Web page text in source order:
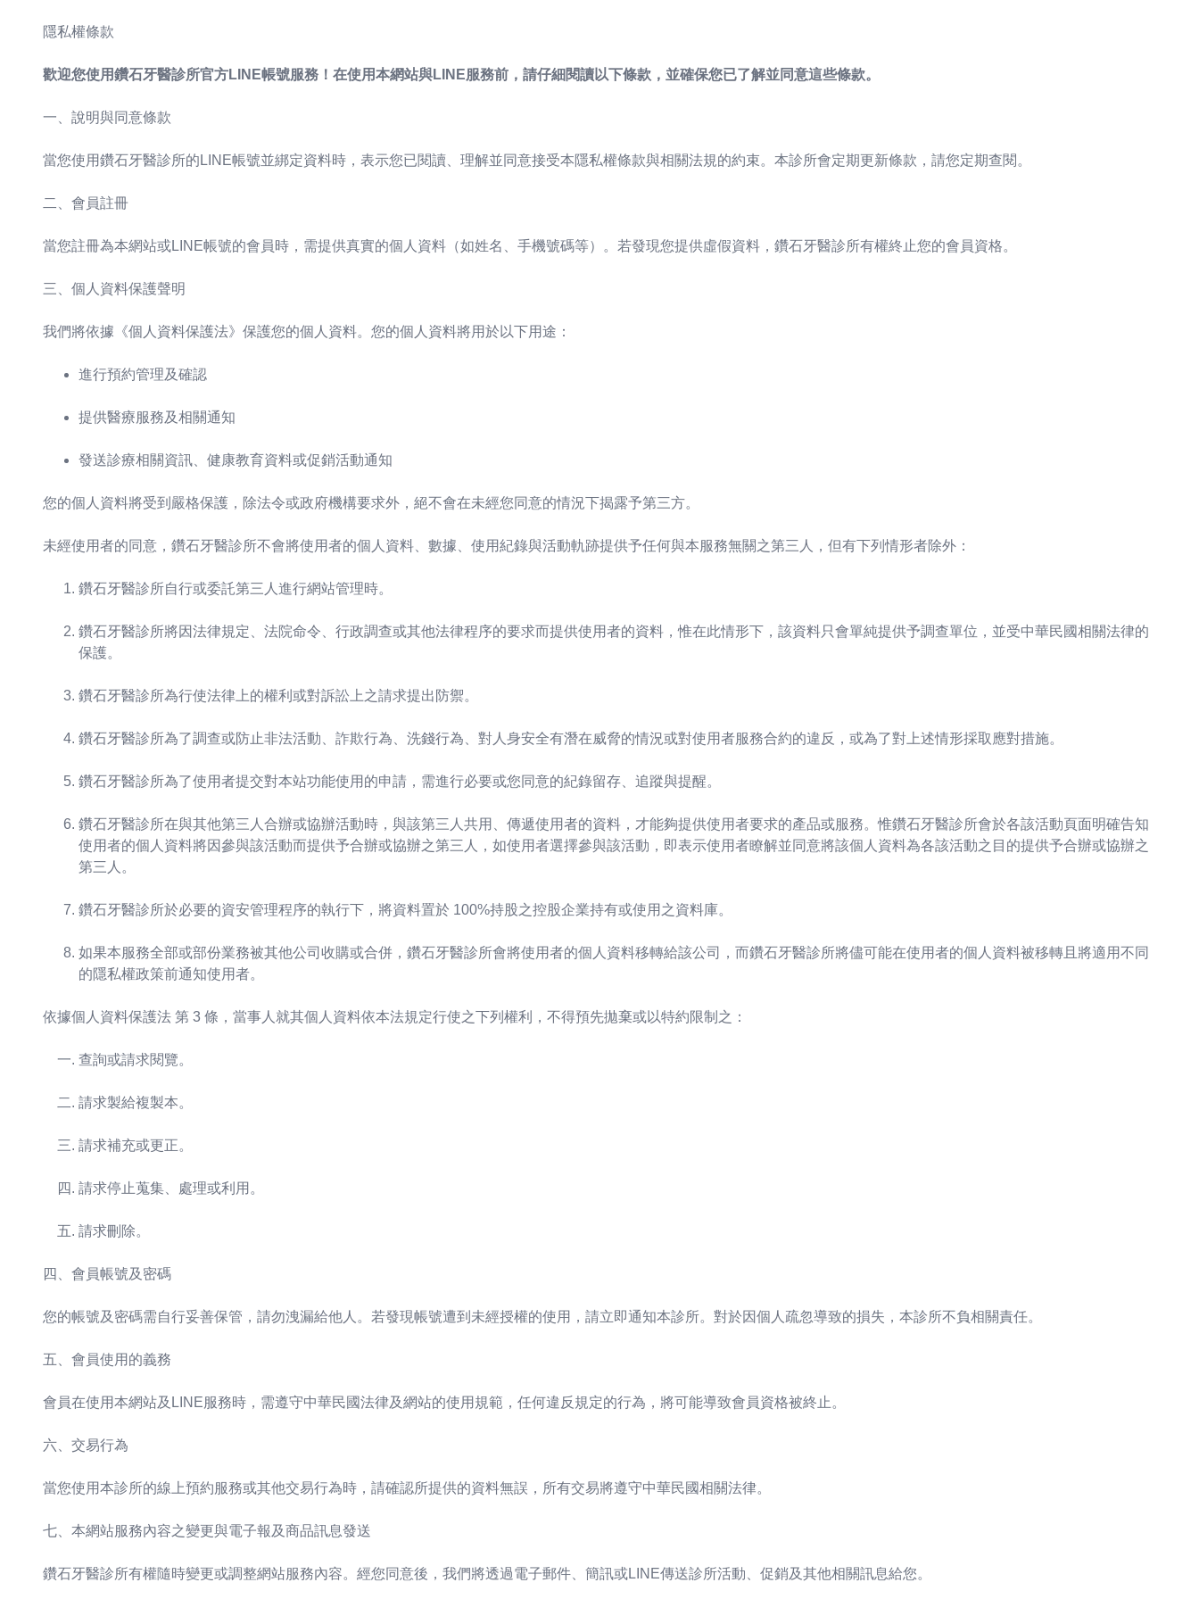
隱私權條款
歡迎您使用鑽石牙醫診所官方LINE帳號服務！在使用本網站與LINE服務前，請仔細閱讀以下條款，並確保您已了解並同意這些條款。
一、說明與同意條款
當您使用鑽石牙醫診所的LINE帳號並綁定資料時，表示您已閱讀、理解並同意接受本隱私權條款與相關法規的約束。本診所會定期更新條款，請您定期查閱。
二、會員註冊
當您註冊為本網站或LINE帳號的會員時，需提供真實的個人資料（如姓名、手機號碼等）。若發現您提供虛假資料，鑽石牙醫診所有權終止您的會員資格。
三、個人資料保護聲明
我們將依據《個人資料保護法》保護您的個人資料。您的個人資料將用於以下用途：
進行預約管理及確認
提供醫療服務及相關通知
發送診療相關資訊、健康教育資料或促銷活動通知
您的個人資料將受到嚴格保護，除法令或政府機構要求外，絕不會在未經您同意的情況下揭露予第三方。
未經使用者的同意，鑽石牙醫診所不會將使用者的個人資料、數據、使用紀錄與活動軌跡提供予任何與本服務無關之第三人，但有下列情形者除外：
鑽石牙醫診所自行或委託第三人進行網站管理時。
鑽石牙醫診所將因法律規定、法院命令、行政調查或其他法律程序的要求而提供使用者的資料，惟在此情形下，該資料只會單純提供予調查單位，並受中華民國相關法律的
保護。
鑽石牙醫診所為行使法律上的權利或對訴訟上之請求提出防禦。
鑽石牙醫診所為了調查或防止非法活動、詐欺行為、洗錢行為、對人身安全有潛在威脅的情況或對使用者服務合約的違反，或為了對上述情形採取應對措施。
鑽石牙醫診所為了使用者提交對本站功能使用的申請，需進行必要或您同意的紀錄留存、追蹤與提醒。
鑽石牙醫診所在與其他第三人合辦或協辦活動時，與該第三人共用、傳遞使用者的資料，才能夠提供使用者要求的產品或服務。惟鑽石牙醫診所會於各該活動頁面明確告知
使用者的個人資料將因參與該活動而提供予合辦或協辦之第三人，如使用者選擇參與該活動，即表示使用者瞭解並同意將該個人資料為各該活動之目的提供予合辦或協辦之
第三人。
鑽石牙醫診所於必要的資安管理程序的執行下，將資料置於 100%持股之控股企業持有或使用之資料庫。
如果本服務全部或部份業務被其他公司收購或合併，鑽石牙醫診所會將使用者的個人資料移轉給該公司，而鑽石牙醫診所將儘可能在使用者的個人資料被移轉且將適用不同
的隱私權政策前通知使用者。
依據個人資料保護法 第 3 條，當事人就其個人資料依本法規定行使之下列權利，不得預先拋棄或以特約限制之：
查詢或請求閱覽。
請求製給複製本。
請求補充或更正。
請求停止蒐集、處理或利用。
請求刪除。
四、會員帳號及密碼
您的帳號及密碼需自行妥善保管，請勿洩漏給他人。若發現帳號遭到未經授權的使用，請立即通知本診所。對於因個人疏忽導致的損失，本診所不負相關責任。
五、會員使用的義務
會員在使用本網站及LINE服務時，需遵守中華民國法律及網站的使用規範，任何違反規定的行為，將可能導致會員資格被終止。
六、交易行為
當您使用本診所的線上預約服務或其他交易行為時，請確認所提供的資料無誤，所有交易將遵守中華民國相關法律。
七、本網站服務內容之變更與電子報及商品訊息發送
鑽石牙醫診所有權隨時變更或調整網站服務內容。經您同意後，我們將透過電子郵件、簡訊或LINE傳送診所活動、促銷及其他相關訊息給您。